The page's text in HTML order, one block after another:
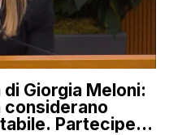
Giorgia Meloni:
considerano
Parteciperò